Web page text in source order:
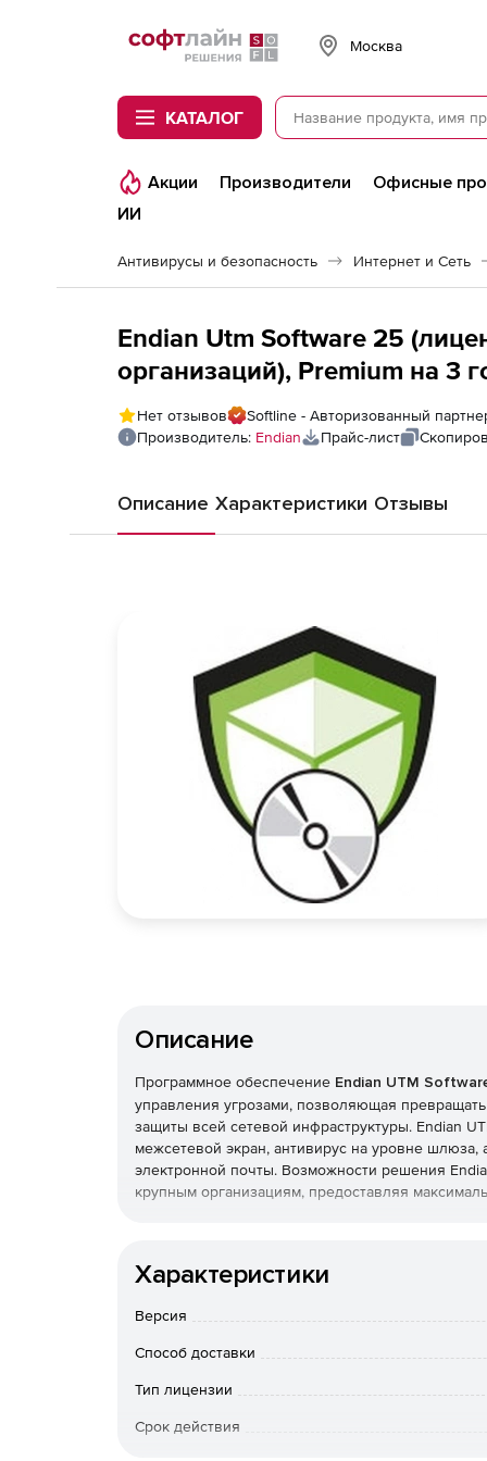
Softline
Москва
КАТАЛОГ
Акции Производители Офисные
ИИ
Антивирусы и безопасность Интернет и Сеть
Endian Utm Software 25
организаций), Premium на 3
Нет отзывов
Softline - Авторизованный
Производитель: Endian Прайс-лист
Описание Характеристики Отзывы
Описание
Программное обеспечение Endian UTM
управления угрозами, позволяющая
защиты всей сетевой инфраструктуры. Endian
межсетевой экран, антивирус на уровне шлюза,
электронной почты. Возможности решения
крупным организациям, предоставляя
Поддержка практически любого
Простое развертывание системы
Полная защита критически-важных бизнес-
Характеристики
Версия
Способ доставки
Тип лицензии
Срок действия